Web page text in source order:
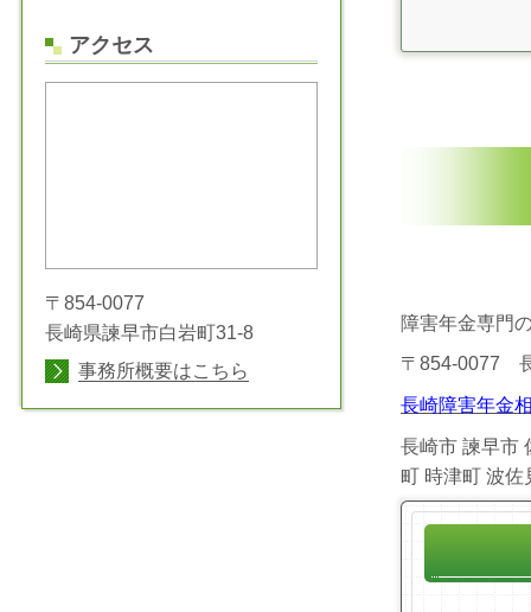
障害年金専門
〒854-0077
長崎障害年金
長崎市 諫早市
町 時津町 波
アクセス
〒854-0077
長崎県諫早市白岩町31-8
事務所概要はこちら